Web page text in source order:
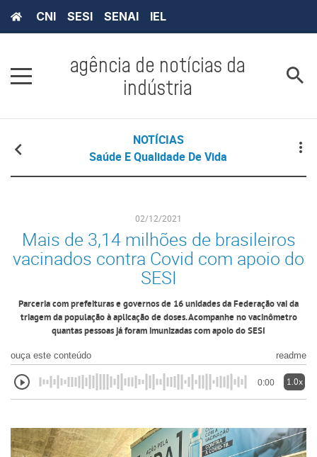
CNI SESI SENAI IEL
agência de notícias da
indústria
NOTÍCIAS
Saúde E Qualidade De Vida
02/12/2021
Mais de 3,14 milhões de brasileiros
vacinados contra Covid com apoio do
SESI
Parceria com prefeituras e governos de 16 unidades da Federação vai da
triagem da população à aplicação de doses. Acompanhe no vacinômetro
quantas pessoas já foram imunizadas com apoio do SESI
ouça este conteúdo readme
0:00 1.0x